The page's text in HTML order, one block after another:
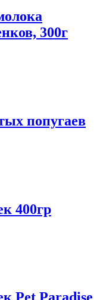
300г
попугаев
400гр